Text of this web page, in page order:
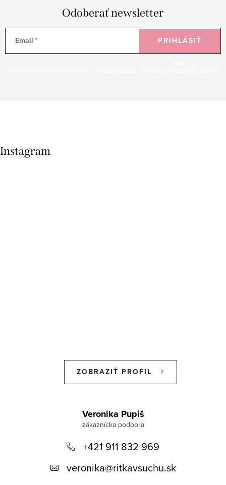
Odoberať newsletter
Email PRIHLÁSIŤ
Instagram
ZOBRAZIŤ PROFIL
Veronika Pupiš
+421 911 832 969
veronika@ritkavsuchu.sk